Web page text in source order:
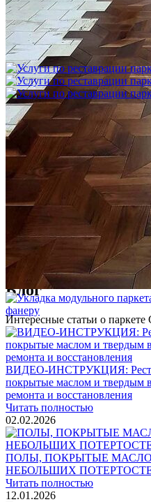
Укладка модульного
фанеру
3 600 ₽
Услуги по реставрации
1 500 ₽
Блог
Интересные статьи о паркете
ВИДЕО-ИНСТРУКЦИЯ:
покрытые маслом и твердым
ремонта и восстановления
Читать полностью
02.02.2026
ПОЛЫ, ПОКРЫТЫЕ
НЕБОЛЬШИХ
Читать полностью
12.01.2026